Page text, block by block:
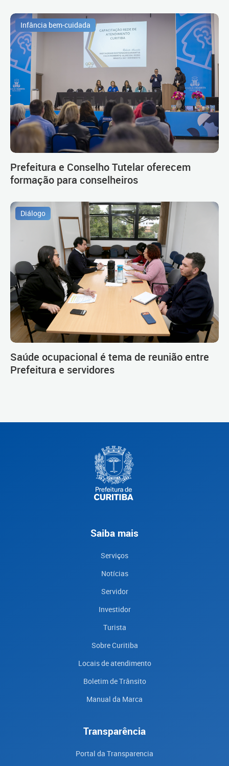
Infância bem-cuidada
Prefeitura e Conselho Tutelar oferecem
formação para conselheiros
Diálogo
Saúde ocupacional é tema de reunião entre
Prefeitura e servidores
Saiba mais
Serviços
Notícias
Servidor
Investidor
Turista
Sobre Curitiba
Locais de atendimento
Boletim de Trânsito
Manual da Marca
Transparência
Portal da Transparencia